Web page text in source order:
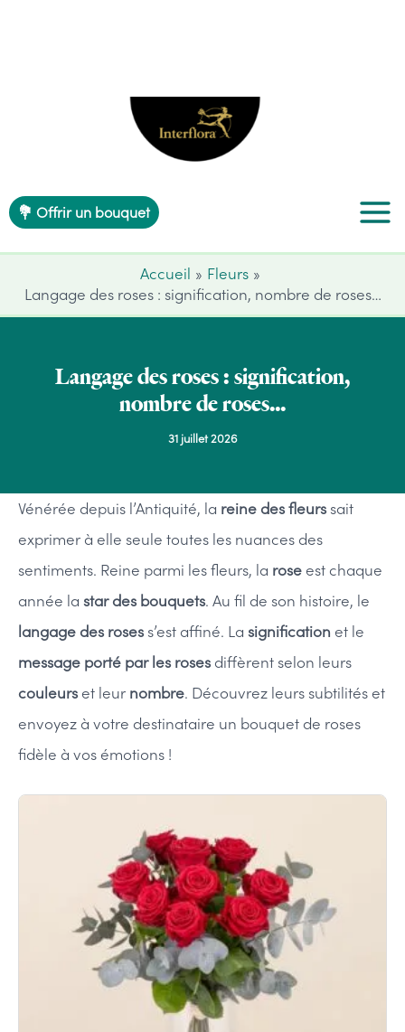
💐 Offrir un bouquet
Accueil
Fleurs
Langage des roses : signification, nombre de roses…
Langage des roses : signification,
nombre de roses…
31 juillet 2026
Vénérée depuis l’Antiquité, la reine des fleurssait
exprimer à elle seule toutes les nuances des
sentiments. Reine parmi les fleurs, la rose est chaque
année la star des bouquets. Au fil de son histoire, le
langage des rosess’est affiné. La signification et le
message porté par les rosesdiffèrent selon leurs
couleurset leur nombre. Découvrez leurs subtilités et
envoyez à votre destinataire un bouquet de roses
fidèle à vos émotions !